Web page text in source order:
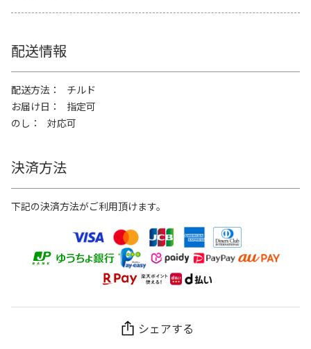
配送情報
配送方法
チルド
お届け日
指定可
のし
対応可
決済方法
下記の決済方法がご利用頂けます。
シェアする